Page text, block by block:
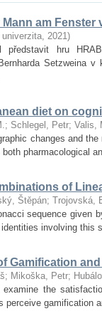
Mann am
univerzita, 2021)
hru
Setzweina
diet on
; Schlegel, Petr; Valis,
changes and
pharmacological
of
Štěpán; Trojovská,
sequence
involving
Gamification
; Mikoška, Petr;
the
perceive gamification